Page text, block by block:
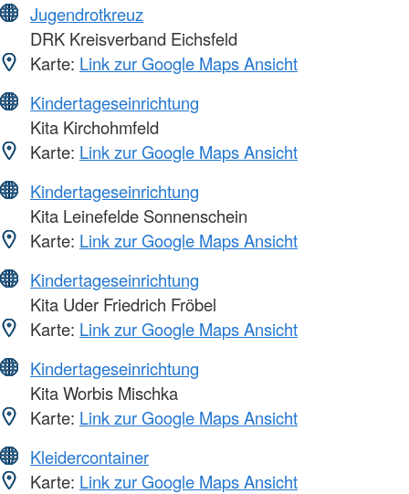
Jugendrotkreuz
DRK Kreisverband Eichsfeld
Karte: Link zur Google Maps Ansicht
Kindertageseinrichtung
Kita Kirchohmfeld
Karte: Link zur Google Maps Ansicht
Kindertageseinrichtung
Kita Leinefelde Sonnenschein
Karte: Link zur Google Maps Ansicht
Kindertageseinrichtung
Kita Uder Friedrich Fröbel
Karte: Link zur Google Maps Ansicht
Kindertageseinrichtung
Kita Worbis Mischka
Karte: Link zur Google Maps Ansicht
Kleidercontainer
Karte: Link zur Google Maps Ansicht